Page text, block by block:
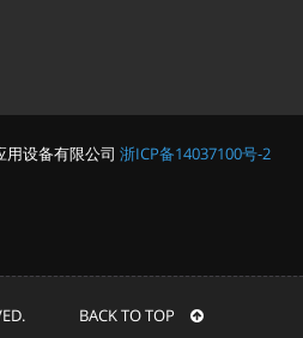
设备有限公司 浙ICP备14037100号-2
BACK TO TOP